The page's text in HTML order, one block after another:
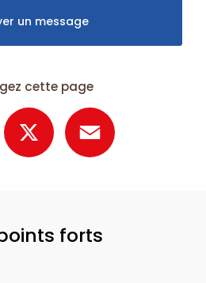
un message
cette page
Facebook
forts